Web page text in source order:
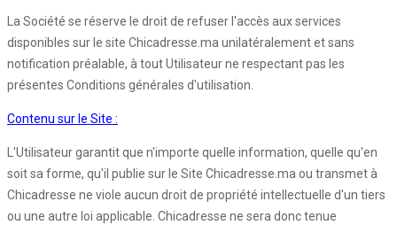
La Société se réserve le droit de refuser l'accès aux services
disponibles sur le site Chicadresse.ma unilatéralement et sans
notification préalable, à tout Utilisateur ne respectant pas les
présentes Conditions générales d'utilisation.
Contenu sur le Site :
L'Utilisateur garantit que n'importe quelle information, quelle qu'en
soit sa forme, qu'il publie sur le Site Chicadresse.ma ou transmet à
Chicadresse ne viole aucun droit de propriété intellectuelle d'un tiers
ou une autre loi applicable. Chicadresse ne sera donc tenue